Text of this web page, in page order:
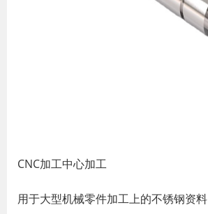
CNC加工中心加工
用于大型机械零件加工上的不锈钢资料